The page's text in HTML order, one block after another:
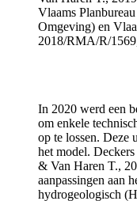
Vlaams
Omgeving) en
2018/RMA/R/
In 2020 werd een
om enkele
op te lossen. Deze
het model.
& Van Haren T.,
aanpassingen aan
hydrogeologisch